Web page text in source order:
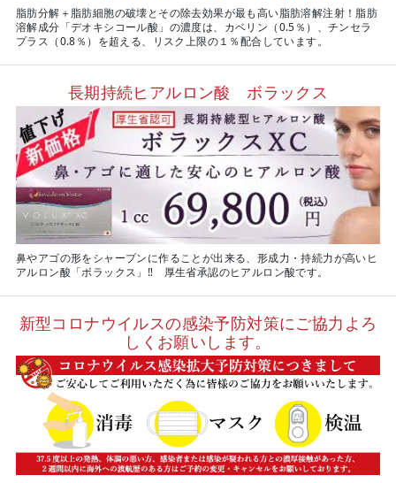
脂肪分解＋脂肪細胞の破壊とその除去効果が最も高い脂肪溶解注射！脂肪
溶解成分「デオキシコール酸」の濃度は、カベリン（0.5％）、チンセラ
プラス（0.8％）を超える、リスク上限の１％配合しています。
長期持続ヒアルロン酸 ボラックス
鼻やアゴの形をシャープンに作ることが出来る、形成力・持続力が高いヒ
アルロン酸「ボラックス」‼ 厚生省承認のヒアルロン酸です。
新型コロナウイルスの感染予防対策にご協力よろ
しくお願いします。